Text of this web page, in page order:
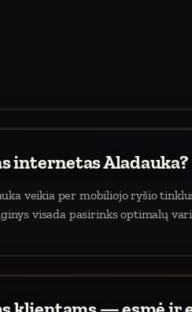
internetas Aladauka?
veikia per mobiliojo ryšio
visada pasirinks optimalų